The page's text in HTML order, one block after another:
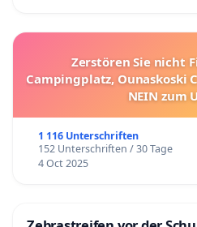
Zerstören Sie nicht
Campingplatz, Ounaskoski
NEIN zum
1 116 Unterschriften
152 Unterschriften / 30 Tage
4 Oct 2025